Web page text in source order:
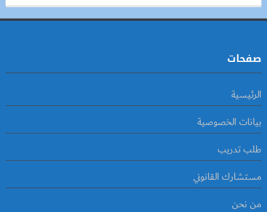
صفحات
الرئيسية
بيانات الخصوصية
طلب تدريب
مستشارك القانوني
من نحن